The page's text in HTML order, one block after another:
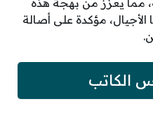
مما يعزز من بهجة هذه
الأجيال، مؤكدة على أصالة
الكاتب